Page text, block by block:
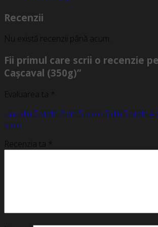
Recenzii
Nu există recenzii până acum.
Fii primul care scrii o recenzie
Cașcaval (350g)”
Evaluarea ta *
Una din 5 stele 2 din 5 stele 3 din 5 stele 4
stele
Recenzia ta *